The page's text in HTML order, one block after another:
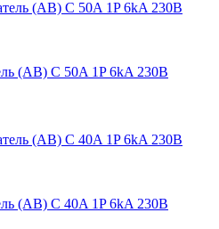
(АВ) C 50A 1P 6kA 230В
(АВ) C 40A 1P 6kA 230В